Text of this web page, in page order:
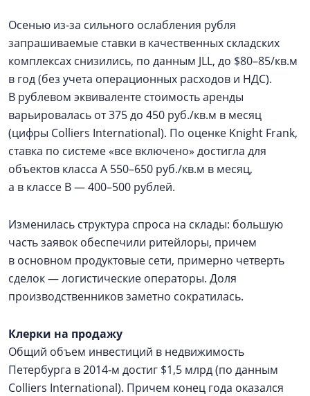
Осенью из-за сильного ослабления рубля
запрашиваемые ставки в качественных складских
комплексах снизились, по данным JLL, до $80–85/кв.м
в год (без учета операционных расходов и НДС).
В рублевом эквиваленте стоимость аренды
варьировалась от 375 до 450 руб./кв.м в месяц
(цифры Colliers International). По оценке Knight Frank,
ставка по системе «все включено» достигла для
объектов класса A 550–650 руб./кв.м в месяц,
а в классе В — 400–500 рублей.
Изменилась структура спроса на склады: большую
часть заявок обеспечили ритейлоры, причем
в основном продуктовые сети, примерно четверть
сделок — логистические операторы. Доля
производственников заметно сократилась.
Клерки на продажу
Общий объем инвестиций в недвижимость
Петербурга в 2014‑м достиг $1,5 млрд (по данным
Colliers International). Причем конец года оказался